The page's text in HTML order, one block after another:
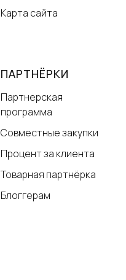
Карта сайта
ПАРТНЁРКИ
Партнерская
программа
Совместные закупки
Процент за клиента
Товарная партнёрка
Блоггерам